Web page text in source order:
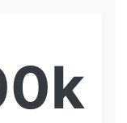
k